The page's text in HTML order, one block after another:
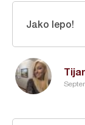
Jako lepo!